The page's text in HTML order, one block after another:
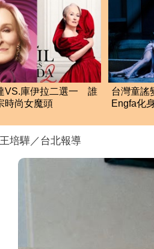
VS.庫伊拉二選一 誰
時尚女魔頭
台灣童謠
Engfa化
培驊／台北報導